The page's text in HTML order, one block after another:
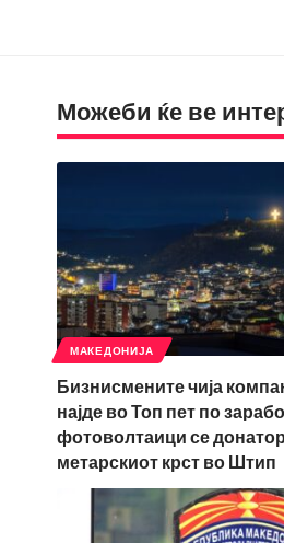
Можеби ќе ве
МАКЕДОНИЈА
Бизнисмените чија
најде во Топ пет по
фотоволтаици се
метарскиот крст во Штип